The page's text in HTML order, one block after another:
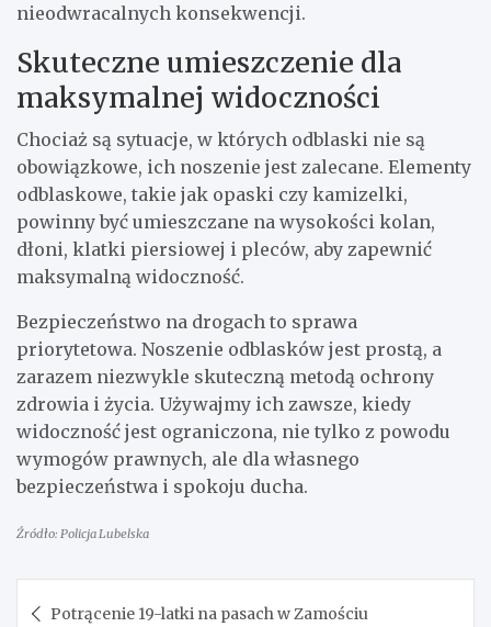
nieodwracalnych konsekwencji.
Skuteczne umieszczenie dla
maksymalnej widoczności
Chociaż są sytuacje, w których odblaski nie są
obowiązkowe, ich noszenie jest zalecane. Elementy
odblaskowe, takie jak opaski czy kamizelki,
powinny być umieszczane na wysokości kolan,
dłoni, klatki piersiowej i pleców, aby zapewnić
maksymalną widoczność.
Bezpieczeństwo na drogach to sprawa
priorytetowa. Noszenie odblasków jest prostą, a
zarazem niezwykle skuteczną metodą ochrony
zdrowia i życia. Używajmy ich zawsze, kiedy
widoczność jest ograniczona, nie tylko z powodu
wymogów prawnych, ale dla własnego
bezpieczeństwa i spokoju ducha.
Źródło: Policja Lubelska
Potrącenie 19-latki na pasach w Zamościu